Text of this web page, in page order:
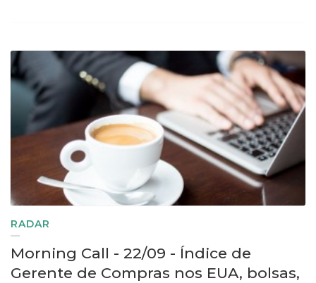
RADAR
Morning Call - 22/09 - Índice de
Gerente de Compras nos EUA, bolsas,